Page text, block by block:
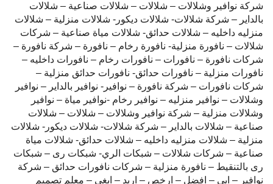
شركة نوافير وشلالات – شلالات – شلالات صناعية – شلالات
بالداير – شركة شلالات- شلالات ديكور- شلالات منزلية – شلالات
منزليه داخليه – شلالات حدائق- شلالات مياة صناعية – شركات
شلالات – نافورة منزلية- نافورة رخام – نافورة – شركة نافورة –
شركات نافورة – نافورات – نافورات رخام – نافورات داخليه –
نافورات منزلية – نافورات حدائق- نافورات حدائق منزلية –
شركات نافورات – شركة نافورة – نوافير- نوافير بالداير – نوافير
وشلالات – نوافير منزليه – نوافير رخام -نوافير مياة – نوافير
وشلالات منزلية – شركة نوافير وشلالات – شلالات – شلالات
صناعية – شلالات بالداير – شركة شلالات- شلالات ديكور- شلالات
منزلية – شلالات منزليه داخليه – شلالات حدائق- شلالات مياة
صناعية – شركات شلالات – شبكات الري- شبكات رى – شبكات
رى بالتنقيط – نافورة منزلية – شركات نافورات حدائق – شركة
نوافير – ابي – افضل – ارخص – اريد – ابغي – معلم تصميم